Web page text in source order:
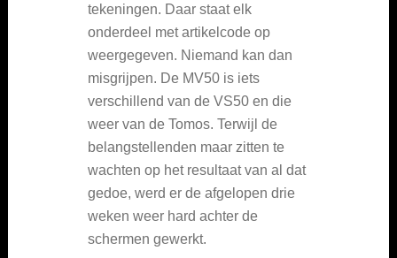
tekeningen. Daar staat elk
onderdeel met artikelcode op
weergegeven. Niemand kan dan
misgrijpen. De MV50 is iets
verschillend van de VS50 en die
weer van de Tomos. Terwijl de
belangstellenden maar zitten te
wachten op het resultaat van al dat
gedoe, werd er de afgelopen drie
weken weer hard achter de
schermen gewerkt.